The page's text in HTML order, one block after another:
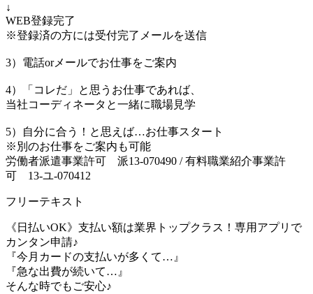
↓
WEB登録完了
※登録済の方には受付完了メールを送信
3）電話orメールでお仕事をご案内
4）「コレだ」と思うお仕事であれば、
当社コーディネータと一緒に職場見学
5）自分に合う！と思えば…お仕事スタート
※別のお仕事をご案内も可能
労働者派遣事業許可 派13-070490 / 有料職業紹介事業許
可 13-ユ-070412
フリーテキスト
《日払いOK》支払い額は業界トップクラス！専用アプリで
カンタン申請♪
『今月カードの支払いが多くて…』
『急な出費が続いて…』
そんな時でもご安心♪